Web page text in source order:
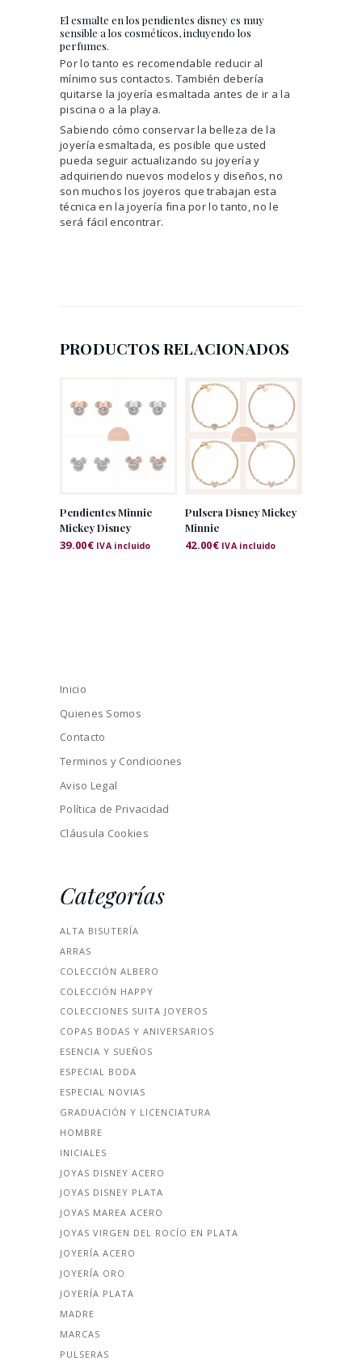
El esmalte en los pendientes disney es muy
sensible a los cosméticos, incluyendo los
perfumes.
Por lo tanto es recomendable reducir al
mínimo sus contactos. También debería
quitarse la joyería esmaltada antes de ir a la
piscina o a la playa.
Sabiendo cómo conservar la belleza de la
joyería esmaltada, es posible que usted
pueda seguir actualizando su joyería y
adquiriendo nuevos modelos y diseños, no
son muchos los joyeros que trabajan esta
técnica en la joyería fina por lo tanto, no le
será fácil encontrar.
PRODUCTOS RELACIONADOS
Pendientes Minnie
Mickey Disney
39.00€ IVA incluido
Pulsera Disney Mickey
Minnie
42.00€ IVA incluido
Inicio
Quienes Somos
Contacto
Terminos y Condiciones
Aviso Legal
Política de Privacidad
Cláusula Cookies
Categorías
ALTA BISUTERÍA
ARRAS
COLECCIÓN ALBERO
COLECCIÓN HAPPY
COLECCIONES SUITA JOYEROS
COPAS BODAS Y ANIVERSARIOS
ESENCIA Y SUEÑOS
ESPECIAL BODA
ESPECIAL NOVIAS
GRADUACIÓN Y LICENCIATURA
HOMBRE
INICIALES
JOYAS DISNEY ACERO
JOYAS DISNEY PLATA
JOYAS MAREA ACERO
JOYAS VIRGEN DEL ROCÍO EN PLATA
JOYERÍA ACERO
JOYERÍA ORO
JOYERÍA PLATA
MADRE
MARCAS
PULSERAS